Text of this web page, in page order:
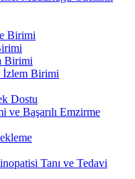
Birimi
Birimi
İzlem Birimi
Dostu
ve Başarılı Emzirme
Tanı ve Tedavi